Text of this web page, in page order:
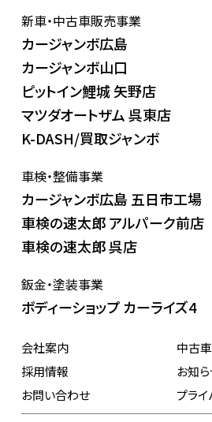
新車・中古車販売事業
カージャンボ広島
カージャンボ山口
ピットイン鯉城 矢野店
マツダオートザム 呉東店
K-DASH/買取ジャンボ
車検・整備事業
カージャンボ広島 五日市工場
車検の速太郎 アルパーク前店
車検の速太郎 呉店
鈑金・塗装事業
ボディーショップ カーライズ4
会社案内
中古
採用情報
お知
お問い合わせ
プラ